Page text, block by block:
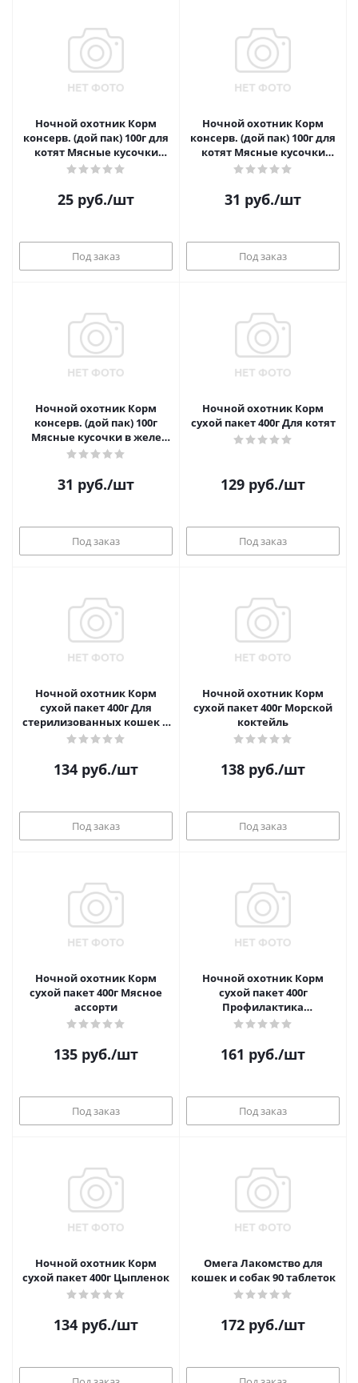
Ночной охотник Корм
консерв. (дой пак) 100г для
котят Мясные кусочки
курица в соусе
25 руб./шт
Под заказ
Ночной охотник Корм
консерв. (дой пак) 100г для
котят Мясные кусочки
телятина и индейка
31 руб./шт
Под заказ
Ночной охотник Корм
консерв. (дой пак) 100г
Мясные кусочки в желе
цыпленок и кролик
31 руб./шт
Под заказ
Ночной охотник Корм
сухой пакет 400г Для котят
129 руб./шт
Под заказ
Ночной охотник Корм
сухой пакет 400г Для
стерилизованных кошек и
кострированных котов
134 руб./шт
Под заказ
Ночной охотник Корм
сухой пакет 400г Морской
коктейль
138 руб./шт
Под заказ
Ночной охотник Корм
сухой пакет 400г Мясное
ассорти
135 руб./шт
Под заказ
Ночной охотник Корм
сухой пакет 400г
Профилактика
мочекаменной болезни
161 руб./шт
Под заказ
Ночной охотник Корм
сухой пакет 400г Цыпленок
134 руб./шт
Омега Лакомство для
кошек и собак 90 таблеток
172 руб./шт